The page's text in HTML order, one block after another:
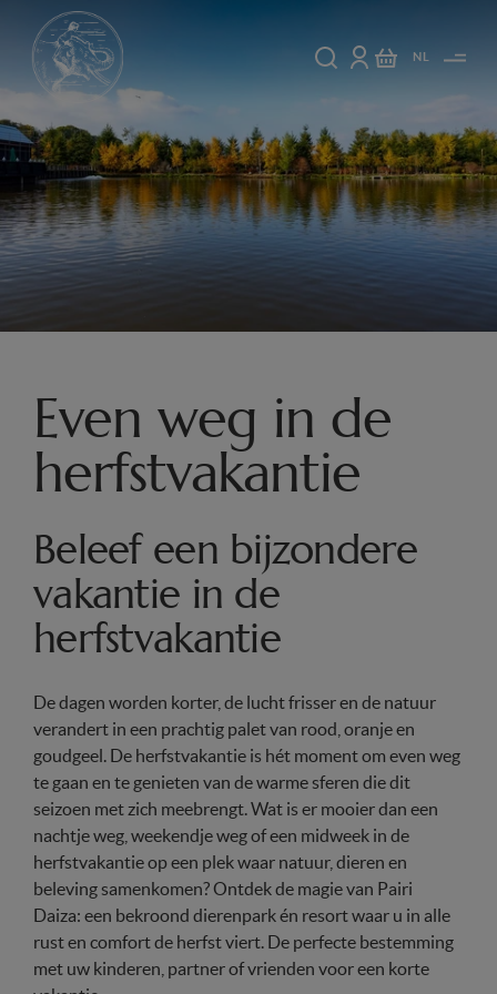
NL
Even weg in de
herfstvakantie
Beleef een bijzondere
vakantie in de
herfstvakantie
De dagen worden korter, de lucht frisser en de natuur
verandert in een prachtig palet van rood, oranje en
goudgeel. De herfstvakantie is hét moment om even weg
te gaan en te genieten van de warme sferen die dit
seizoen met zich meebrengt. Wat is er mooier dan een
nachtje weg, weekendje weg of een midweek in de
herfstvakantie op een plek waar natuur, dieren en
beleving samenkomen? Ontdek de magie van Pairi
Daiza: een bekroond dierenpark én resort waar u in alle
rust en comfort de herfst viert. De perfecte bestemming
met uw kinderen, partner of vrienden voor een korte